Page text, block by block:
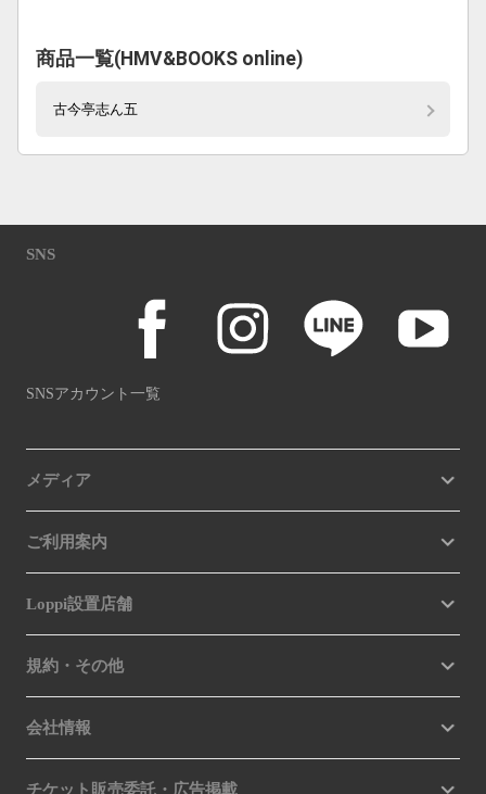
商品一覧(HMV&BOOKS online)
古今亭志ん五
SNS
SNSアカウント一覧
メディア
ご利用案内
Loppi設置店舗
規約・その他
会社情報
チケット販売委託・広告掲載